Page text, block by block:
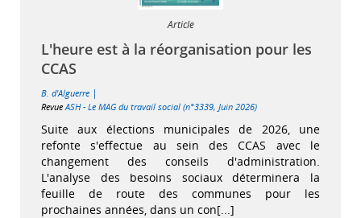
Article
L'heure est à la réorganisation pour les
CCAS
B. d'Alguerre |
RevueASH - Le MAG du travail social (n°3339, Juin 2026)
Suite aux élections municipales de 2026, une
refonte s'effectue au sein des CCAS avec le
changement des conseils d'administration.
L'analyse des besoins sociaux déterminera la
feuille de route des communes pour les
prochaines années, dans un con[...]